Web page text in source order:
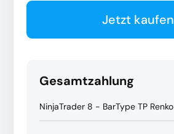
Jetzt kaufen
Gesamtzahlung
NinjaTrader 8 - BarType TP Renko